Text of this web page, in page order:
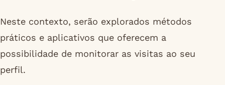
Neste contexto, serão explorados métodos
práticos e aplicativos que oferecem a
possibilidade de monitorar as visitas ao seu
perfil.